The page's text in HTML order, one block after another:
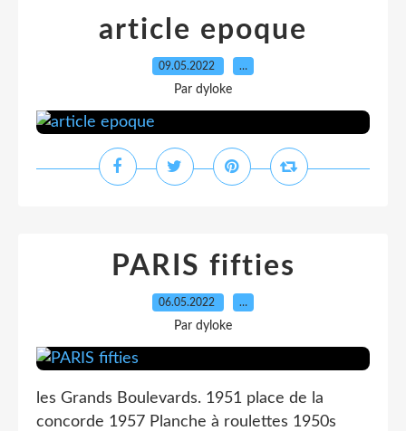
article epoque
09.05.2022 …
Par dyloke
PARIS fifties
06.05.2022 …
Par dyloke
les Grands Boulevards. 1951 place de la
concorde 1957 Planche à roulettes 1950s